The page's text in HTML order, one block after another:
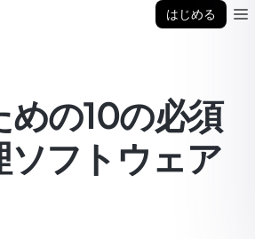
はじめる
めの10の必須
ソフトウェア